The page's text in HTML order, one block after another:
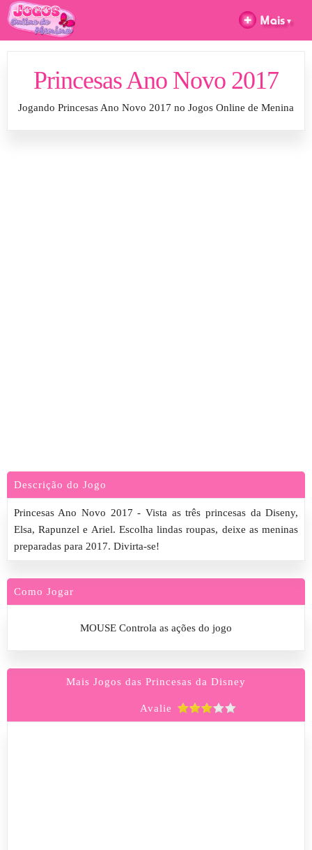
Princesas Ano Novo 2017
Jogando Princesas Ano Novo 2017 no Jogos Online de Menina
Descrição do Jogo
Princesas Ano Novo 2017 - Vista as três princesas da Diseny,
Elsa, Rapunzel e Ariel. Escolha lindas roupas, deixe as meninas
preparadas para 2017. Divirta-se!
Como Jogar
MOUSE Controla as ações do jogo
Mais Jogos das Princesas da Disney
Avalie